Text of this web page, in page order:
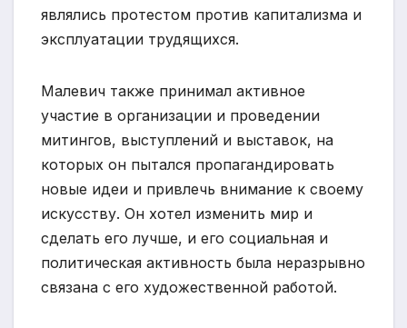
являлись протестом против капитализма и
эксплуатации трудящихся.
Малевич также принимал активное
участие в организации и проведении
митингов, выступлений и выставок, на
которых он пытался пропагандировать
новые идеи и привлечь внимание к своему
искусству. Он хотел изменить мир и
сделать его лучше, и его социальная и
политическая активность была неразрывно
связана с его художественной работой.